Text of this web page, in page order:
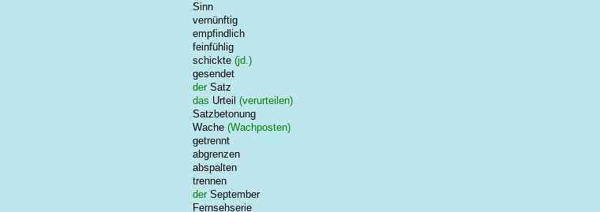
Sinn
vernünftig
empfindlich
feinfühlig
schickte (jd.)
gesendet
der Satz
das Urteil (verurteilen)
Satzbetonung
Wache (Wachposten)
getrennt
abgrenzen
abspalten
trennen
der September
Fernsehserie